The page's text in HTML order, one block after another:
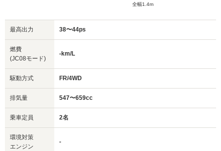
全幅1.4m
最高出力 38〜44ps
燃費
(JC08モード)
-km/L
駆動方式 FR/4WD
排気量 547〜659cc
乗車定員 2名
環境対策
エンジン
-